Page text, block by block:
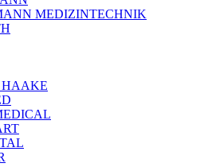
MEDIZINTECHNIK